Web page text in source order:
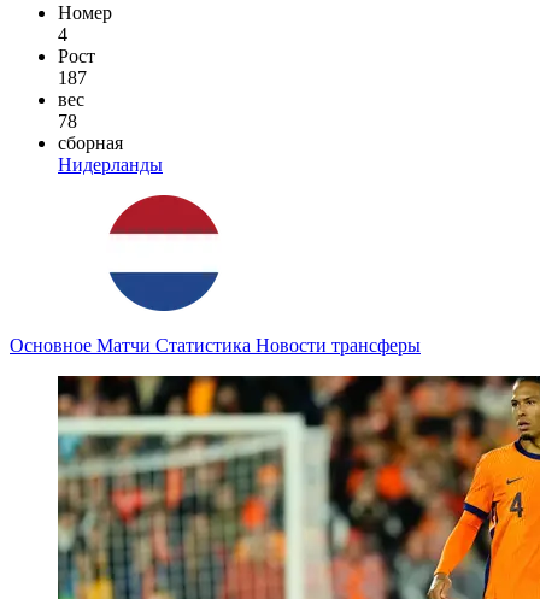
Номер
4
Рост
187
вес
78
сборная
Нидерланды
Основное Матчи Статистика Новости трансферы